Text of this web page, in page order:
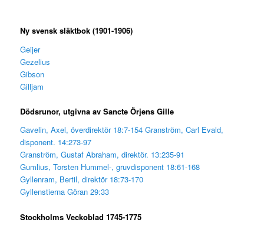
Ny svensk släktbok (1901-1906)
Geijer
Gezelius
Gibson
Gilljam
Dödsrunor, utgivna av Sancte Örjens Gille
Gavelin, Axel, överdirektör 18:7-154 Granström, Carl Evald,
disponent. 14:273-97
Granström, Gustaf Abraham, direktör. 13:235-91
Gumlius, Torsten Hummel-, gruvdisponent 18:61-168
Gyllenram, Bertil, direktör 18:73-170
Gyllenstierna Göran 29:33
Stockholms Veckoblad 1745-1775